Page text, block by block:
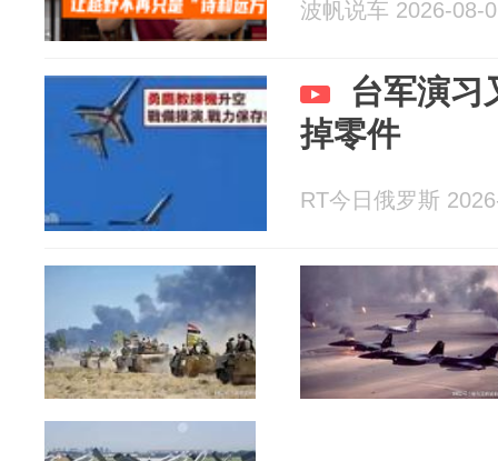
波帆说车 2026-08-
台军演习
掉零件
RT今日俄罗斯